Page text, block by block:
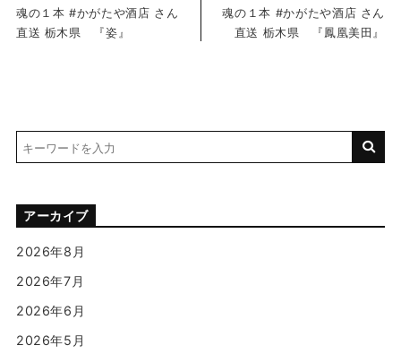
魂の１本 #かがたや酒店 さん
直送 栃木県 『姿』
魂の１本 #かがたや酒店 さん
直送 栃木県 『鳳凰美田』
アーカイブ
2026年8月
2026年7月
2026年6月
2026年5月